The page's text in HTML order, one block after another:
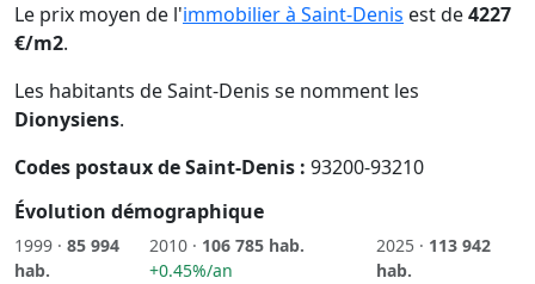
Le prix moyen de l'immobilier à Saint-Denis est de4227
€/m2.
Les habitants de Saint-Denis se nomment les
Dionysiens.
Codes postaux de Saint-Denis : 93200-93210
Évolution démographique
1999 · 85 994
hab.
2010 · 106 785 hab.
+0.45%/an
2025 · 113 942
hab.